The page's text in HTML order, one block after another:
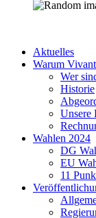
Aktuelles
Warum
Wer
Historie
Unsere
Wahlen 2024
DG
EU
11